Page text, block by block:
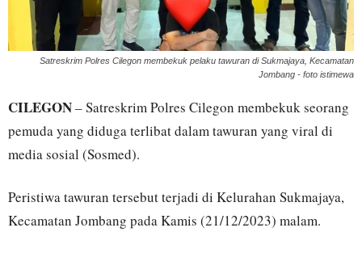
Satreskrim Polres Cilegon membekuk pelaku tawuran di Sukmajaya, Kecamatan
Jombang - foto istimewa
CILEGON– Satreskrim Polres Cilegon membekuk seorang
pemuda yang diduga terlibat dalam tawuran yang viral di
media sosial (Sosmed).
Peristiwa tawuran tersebut terjadi di Kelurahan Sukmajaya,
Kecamatan Jombang pada Kamis (21/12/2023) malam.